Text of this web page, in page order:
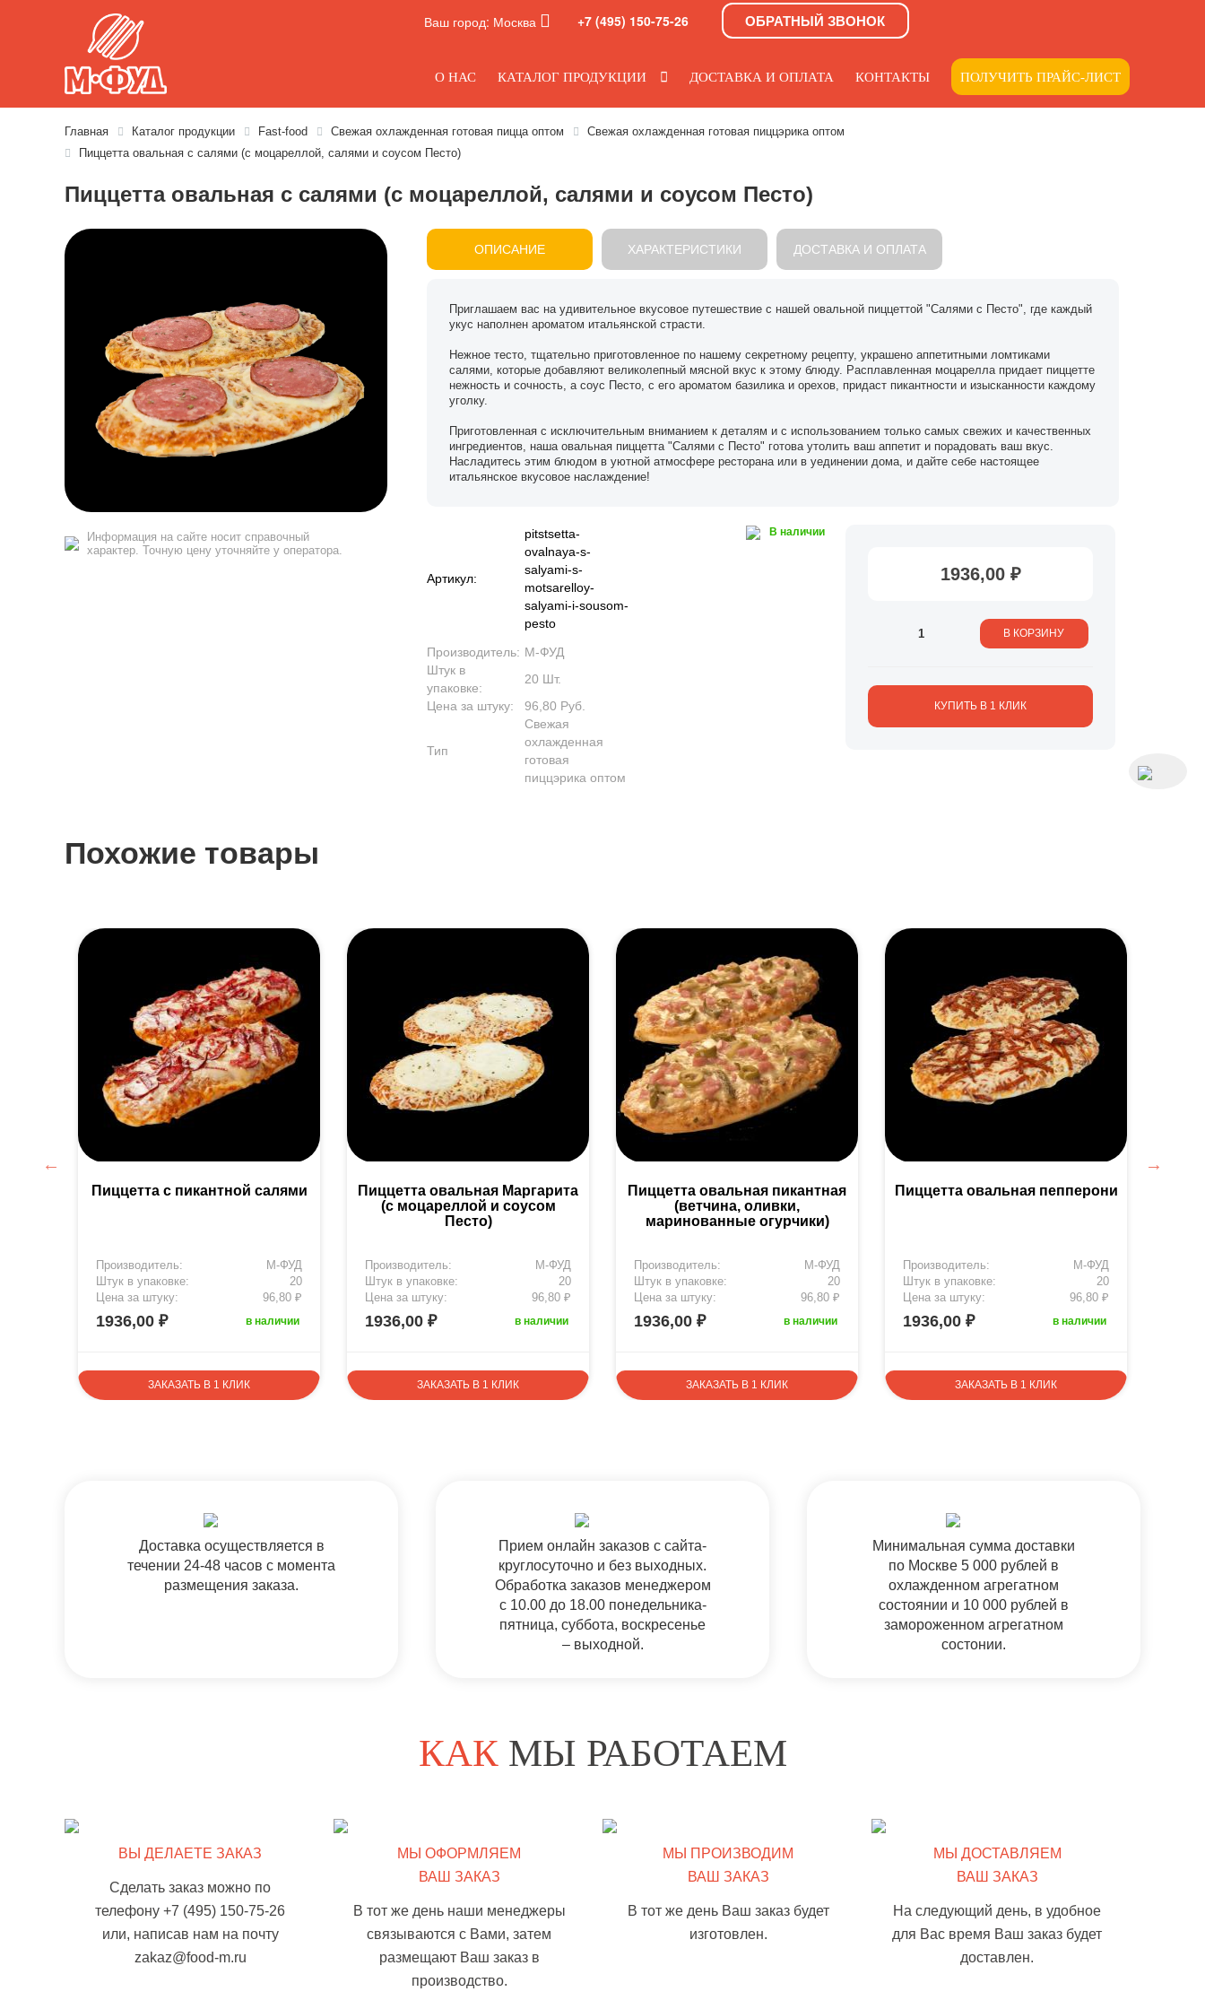
Ваш город: Москва +7 (495) 150-75-26 ОБРАТНЫЙ ЗВОНОК
О НАС КАТАЛОГ ПРОДУКЦИИ ДОСТАВКА И ОПЛАТА КОНТАКТЫ ПОЛУЧИТЬ ПРАЙС-ЛИСТ
Главная Каталог продукции Fast-food Свежая охлажденная готовая пицца оптом
Свежая охлажденная готовая пиццэрика оптом
Пиццетта овальная с салями (с моцареллой, салями и соусом Песто)
Пиццетта овальная с салями (с моцареллой, салями и соусом Песто)
Информация на сайте носит справочный
характер. Точную цену уточняйте у оператора.
ОПИСАНИЕ ХАРАКТЕРИСТИКИ ДОСТАВКА И ОПЛАТА
Приглашаем вас на удивительное вкусовое путешествие с нашей овальной пиццеттой "Салями с Песто", где каждый
укус наполнен ароматом итальянской страсти.
Нежное тесто, тщательно приготовленное по нашему секретному рецепту, украшено аппетитными ломтиками
салями, которые добавляют великолепный мясной вкус к этому блюду. Расплавленная моцарелла придает пиццетте
нежность и сочность, а соус Песто, с его ароматом базилика и орехов, придаст пикантности и изысканности каждому
уголку.
Приготовленная с исключительным вниманием к деталям и с использованием только самых свежих и качественных
ингредиентов, наша овальная пиццетта "Салями с Песто" готова утолить ваш аппетит и порадовать ваш вкус.
Насладитесь этим блюдом в уютной атмосфере ресторана или в уединении дома, и дайте себе настоящее
итальянское вкусовое наслаждение!
Артикул:
pitstsetta-
ovalnaya-s-
salyami-s-
motsarelloy-
salyami-i-sousom-
pesto
Производитель: М-ФУД
Штук в
упаковке:
20 Шт.
Цена за штуку:
96,80 Руб.
Тип
Свежая
охлажденная
готовая
пиццэрика оптом
В наличии
1936,00 ₽
В КОРЗИНУ
КУПИТЬ В 1 КЛИК
Похожие товары
Пиццетта с пикантной салями
Производитель:
М-ФУД
Штук в упаковке:
20
Цена за штуку:
96,80 ₽
1936,00 ₽ в наличии
ЗАКАЗАТЬ В 1 КЛИК
Пиццетта овальная Маргарита
(с моцареллой и соусом
Песто)
Производитель:
М-ФУД
Штук в упаковке:
20
Цена за штуку:
96,80 ₽
1936,00 ₽ в наличии
ЗАКАЗАТЬ В 1 КЛИК
Пиццетта овальная пикантная
(ветчина, оливки,
маринованные огурчики)
Производитель:
М-ФУД
Штук в упаковке:
20
Цена за штуку:
96,80 ₽
1936,00 ₽ в наличии
ЗАКАЗАТЬ В 1 КЛИК
Пиццетта овальная пепперони
Производитель:
М-ФУД
Штук в упаковке:
20
Цена за штуку:
96,80 ₽
1936,00 ₽ в наличии
ЗАКАЗАТЬ В 1 КЛИК
Доставка осуществляется в
течении 24-48 часов с момента
размещения заказа.
Прием онлайн заказов с сайта-
круглосуточно и без выходных.
Обработка заказов менеджером
с 10.00 до 18.00 понедельника-
пятница, суббота, воскресенье
– выходной.
Минимальная сумма доставки
по Москве 5 000 рублей в
охлажденном агрегатном
состоянии и 10 000 рублей в
замороженном агрегатном
состонии.
КАКМЫ РАБОТАЕМ
ВЫ ДЕЛАЕТЕ ЗАКАЗ
Сделать заказ можно по
телефону +7 (495) 150-75-26
или, написав нам на почту
zakaz@food-m.ru
МЫ ОФОРМЛЯЕМ
ВАШ ЗАКАЗ
В тот же день наши менеджеры
связываются с Вами, затем
размещают Ваш заказ в
производство.
МЫ ПРОИЗВОДИМ
ВАШ ЗАКАЗ
В тот же день Ваш заказ будет
изготовлен.
МЫ ДОСТАВЛЯЕМ
ВАШ ЗАКАЗ
На следующий день, в удобное
для Вас время Ваш заказ будет
доставлен.